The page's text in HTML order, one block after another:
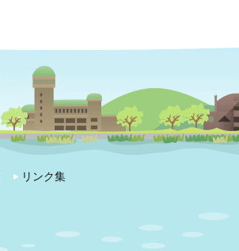
リンク集